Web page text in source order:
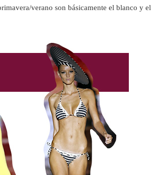
verano son básicamente el blanco y el